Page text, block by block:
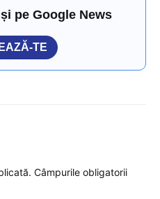
pe Google News
TE
Câmpurile obligatorii